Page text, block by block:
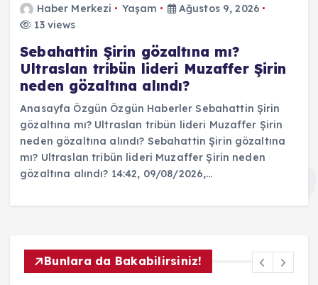
Haber Merkezi Yaşam
Ağustos 9, 2026
13 views
Sebahattin Şirin gözaltına mı?
Ultraslan tribün lideri Muzaffer Şirin
neden gözaltına alındı?
Anasayfa Özgün Özgün Haberler Sebahattin Şirin
gözaltına mı? Ultraslan tribün lideri Muzaffer Şirin
neden gözaltına alındı? Sebahattin Şirin gözaltına
mı? Ultraslan tribün lideri Muzaffer Şirin neden
gözaltına alındı? 14:42, 09/08/2026,…
Bunlara da Bakabilirsiniz!